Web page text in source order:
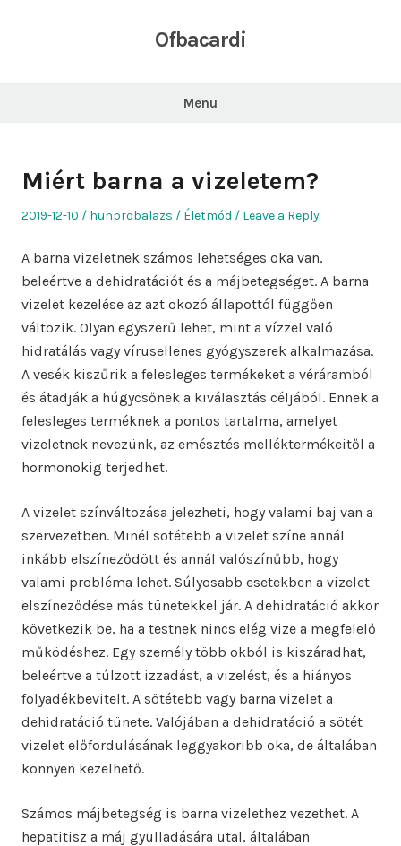
Ofbacardi
Menu
Miért barna a vizeletem?
Posted
2019-12-10 Author
hunprobalazs
Posted
Életmód Leave a Reply
A barna vizeletnek számos lehetséges oka van,
beleértve a dehidratációt és a májbetegséget. A barna
vizelet kezelése az azt okozó állapottól függően
változik. Olyan egyszerű lehet, mint a vízzel való
hidratálás vagy vírusellenes gyógyszerek alkalmazása.
A vesék kiszűrik a felesleges termékeket a véráramból
és átadják a húgycsőnek a kiválasztás céljából. Ennek a
felesleges terméknek a pontos tartalma, amelyet
vizeletnek nevezünk, az emésztés melléktermékeitől a
hormonokig terjedhet.
A vizelet színváltozása jelezheti, hogy valami baj van a
szervezetben. Minél sötétebb a vizelet színe annál
inkább elszíneződött és annál valószínűbb, hogy
valami probléma lehet. Súlyosabb esetekben a vizelet
elszíneződése más tünetekkel jár. A dehidratáció akkor
következik be, ha a testnek nincs elég vize a megfelelő
működéshez. Egy személy több okból is kiszáradhat,
beleértve a túlzott izzadást, a vizelést, és a hiányos
folyadékbevitelt. A sötétebb vagy barna vizelet a
dehidratáció tünete. Valójában a dehidratáció a sötét
vizelet előfordulásának leggyakoribb oka, de általában
könnyen kezelhető.
Számos májbetegség is barna vizelethez vezethet. A
hepatitisz a máj gyulladására utal, általában